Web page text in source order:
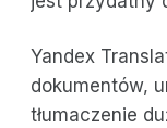
Yandex
dokumentów,
tłumaczenie